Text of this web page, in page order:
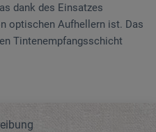
dank des Einsatzes
optischen Aufhellern ist. Das
Tintenempfangsschicht